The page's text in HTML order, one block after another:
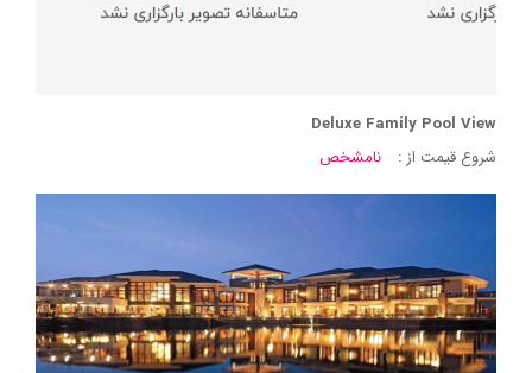
Deluxe Family Pool View
شروع قیمت از :
نامشخص